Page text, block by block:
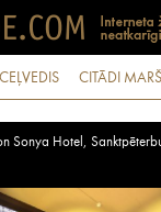
CITĀDI
Sonya Hotel,